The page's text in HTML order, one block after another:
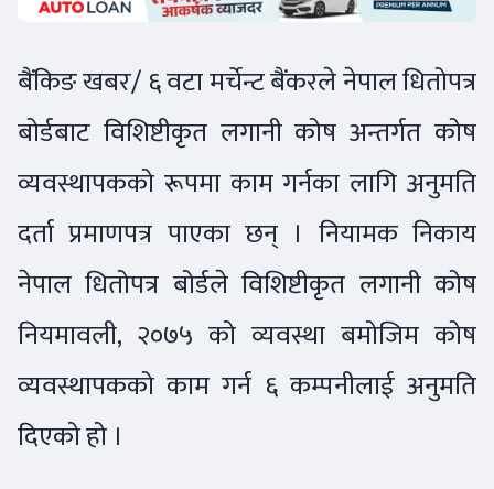
बैंकिङ खबर/ ६ वटा मर्चेन्ट बैंकरले नेपाल धितोपत्र
बोर्डबाट विशिष्टीकृत लगानी कोष अन्तर्गत कोष
व्यवस्थापकको रूपमा काम गर्नका लागि अनुमति
दर्ता प्रमाणपत्र पाएका छन् । नियामक निकाय
नेपाल धितोपत्र बोर्डले विशिष्टीकृत लगानी कोष
नियमावली, २०७५ को व्यवस्था बमोजिम कोष
व्यवस्थापकको काम गर्न ६ कम्पनीलाई अनुमति
दिएको हो ।